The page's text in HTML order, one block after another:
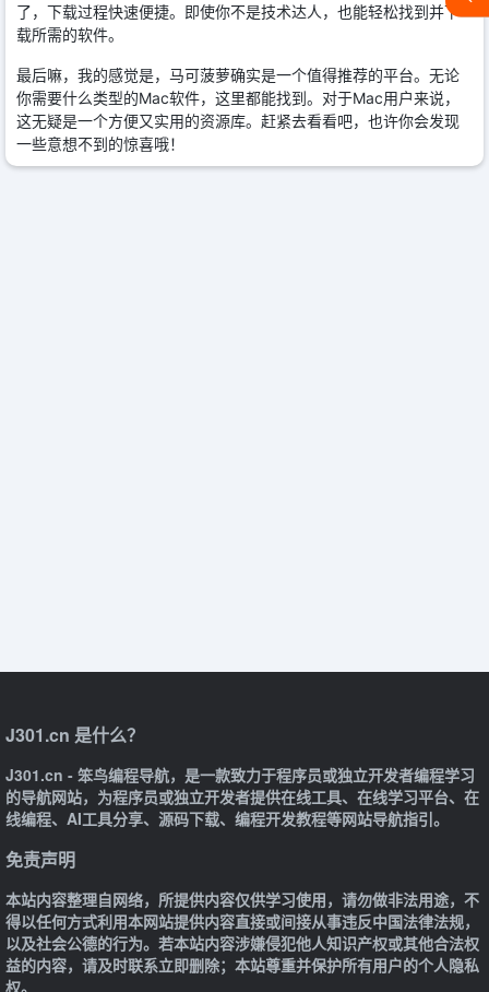
了，下载过程快速便捷。即使你不是技术达人，也能轻松找到并下
载所需的软件。
最后嘛，我的感觉是，马可菠萝确实是一个值得推荐的平台。无论
你需要什么类型的Mac软件，这里都能找到。对于Mac用户来说，
这无疑是一个方便又实用的资源库。赶紧去看看吧，也许你会发现
一些意想不到的惊喜哦！
J301.cn 是什么？
J301.cn - 笨鸟编程导航，是一款致力于程序员或独立开发者编程学习
的导航网站，为程序员或独立开发者提供在线工具、在线学习平台、在
线编程、AI工具分享、源码下载、编程开发教程等网站导航指引。
免责声明
本站内容整理自网络，所提供内容仅供学习使用，请勿做非法用途，不
得以任何方式利用本网站提供内容直接或间接从事违反中国法律法规，
以及社会公德的行为。若本站内容涉嫌侵犯他人知识产权或其他合法权
益的内容，请及时联系立即删除；本站尊重并保护所有用户的个人隐私
权。